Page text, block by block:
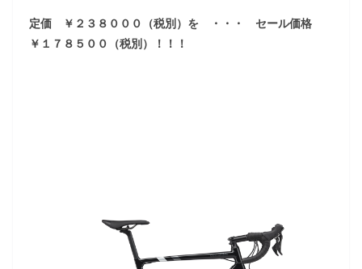
定価 ￥２３８０００（税別）を ・・・ セール価格
￥１７８５００（税別）！！！